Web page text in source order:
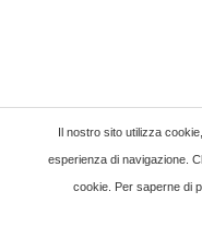
Il nostro sito utilizza
esperienza di navigazione.
cookie. Per saperne di